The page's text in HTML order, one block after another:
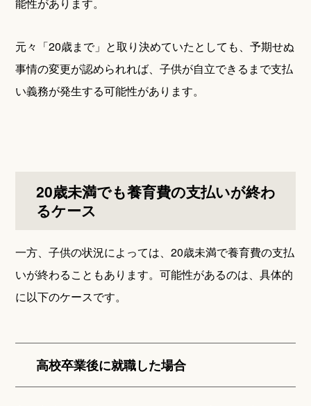
元々「20歳まで」と取り決めていたとしても、予期せぬ
事情の変更が認められれば、子供が自立できるまで支払
い義務が発生する可能性があります。
20歳未満でも養育費の支払いが終わ
るケース
一方、子供の状況によっては、20歳未満で養育費の支払
いが終わることもあります。可能性があるのは、具体的
に以下のケースです。
高校卒業後に就職した場合